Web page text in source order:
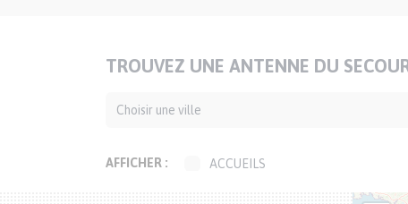
TITRE
LA
TROUVEZ UNE ANTENNE DU
AFFICHER :
ACCUEILS